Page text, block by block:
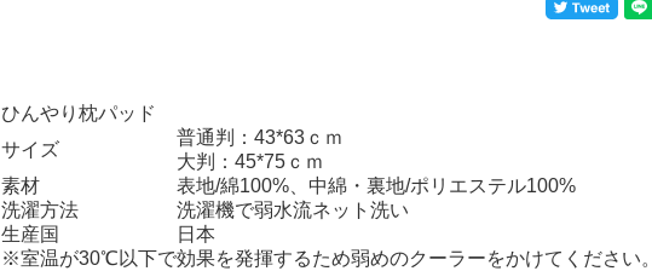
ひんやり枕パッド
サイズ
普通判：43*63ｃｍ
大判：45*75ｃｍ
素材
表地/綿100%、中綿・裏地/ポリエステル100%
洗濯方法
洗濯機で弱水流ネット洗い
生産国
日本
※室温が30℃以下で効果を発揮するため弱めのクーラーをかけてください。